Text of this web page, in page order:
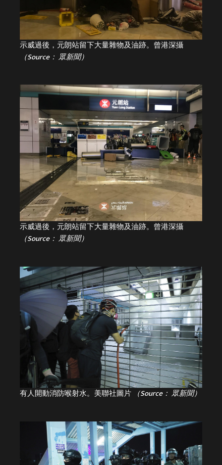
示威過後，元朗站留下大量雜物及油跡。曾港深攝
（Source： 眾新聞）
示威過後，元朗站留下大量雜物及油跡。曾港深攝
（Source： 眾新聞）
有人開動消防喉射水。美聯社圖片 （Source： 眾新聞）